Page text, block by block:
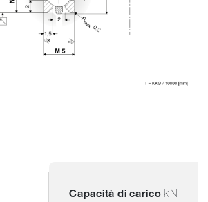
Capacità di carico kN